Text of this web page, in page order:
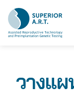
contentวางแผ